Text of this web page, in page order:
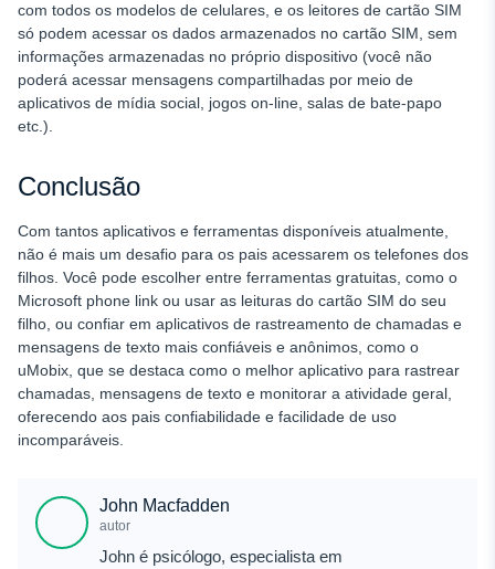
com todos os modelos de celulares, e os leitores de cartão SIM
só podem acessar os dados armazenados no cartão SIM, sem
informações armazenadas no próprio dispositivo (você não
poderá acessar mensagens compartilhadas por meio de
aplicativos de mídia social, jogos on-line, salas de bate-papo
etc.).
Conclusão
Com tantos aplicativos e ferramentas disponíveis atualmente,
não é mais um desafio para os pais acessarem os telefones dos
filhos. Você pode escolher entre ferramentas gratuitas, como o
Microsoft phone link ou usar as leituras do cartão SIM do seu
filho, ou confiar em aplicativos de rastreamento de chamadas e
mensagens de texto mais confiáveis e anônimos, como o
uMobix, que se destaca como o melhor aplicativo para rastrear
chamadas, mensagens de texto e monitorar a atividade geral,
oferecendo aos pais confiabilidade e facilidade de uso
incomparáveis.
John Macfadden
autor
John é psicólogo, especialista em